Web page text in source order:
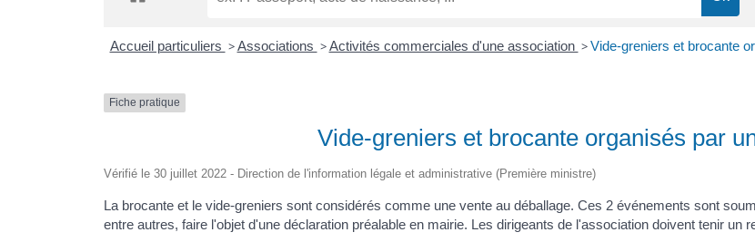
Accueil particuliers > Associations > Activités commerciales d'une association > Vide-greniers et brocante
Fiche pratique
Vide-greniers et brocante organisés par
Vérifié le 30 juillet 2022 - Direction de l'information légale et administrative (Première ministre)
La brocante et le vide-greniers sont considérés comme une vente au déballage. Ces 2 événements sont
entre autres, faire l'objet d'une déclaration préalable en mairie. Les dirigeants de l'association doivent tenir un